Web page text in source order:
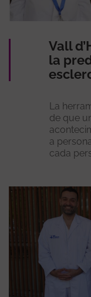
Vall
la
La
de que
a
cada